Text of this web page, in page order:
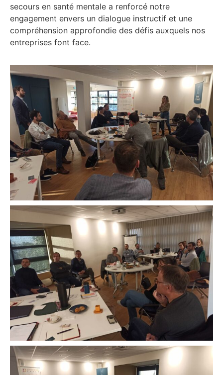
secours en santé mentale a renforcé notre
engagement envers un dialogue instructif et une
compréhension approfondie des défis auxquels nos
entreprises font face.